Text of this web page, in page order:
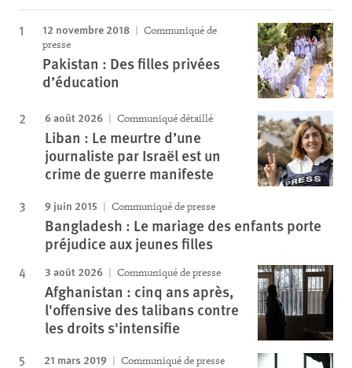
12 novembre 2018
Communiqué de
presse
Pakistan : Des filles privées
d’éducation
6 août 2026 Communiqué détaillé
Liban : Le meurtre d’une
journaliste par Israël est un
crime de guerre manifeste
9 juin 2015 Communiqué de presse
Bangladesh : Le mariage des enfants porte
préjudice aux jeunes filles
3 août 2026 Communiqué de presse
Afghanistan : cinq ans après,
l'offensive des talibans contre
les droits s'intensifie
21 mars 2019 Communiqué de presse